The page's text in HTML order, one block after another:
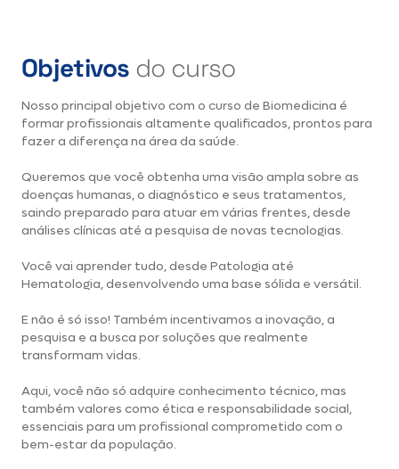
Objetivos do curso
Nosso principal objetivo com o curso de Biomedicina é
formar profissionais altamente qualificados, prontos para
fazer a diferença na área da saúde.
Queremos que você obtenha uma visão ampla sobre as
doenças humanas, o diagnóstico e seus tratamentos,
saindo preparado para atuar em várias frentes, desde
análises clínicas até a pesquisa de novas tecnologias.
Você vai aprender tudo, desde Patologia até
Hematologia, desenvolvendo uma base sólida e versátil.
E não é só isso! Também incentivamos a inovação, a
pesquisa e a busca por soluções que realmente
transformam vidas.
Aqui, você não só adquire conhecimento técnico, mas
também valores como ética e responsabilidade social,
essenciais para um profissional comprometido com o
bem-estar da população.